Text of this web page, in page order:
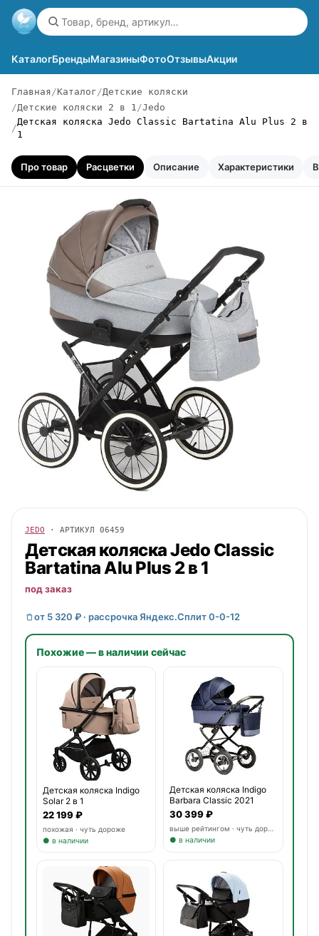
КаталогБрендыМагазиныФотоОтзывыАкции
Главная Каталог Детские коляски
Детские коляски 2 в 1 Jedo
Детская коляска Jedo Classic Bartatina Alu Plus 2 в
1
Про товар Расцветки Описание Характеристики
JEDO · АРТИКУЛ 06459
Детская коляскаJedo Classic
Bartatina Alu Plus 2 в 1
под заказ
от 5 320 ₽ · рассрочка Яндекс.Сплит 0-0-12
Похожие — в наличии сейчас
Детская коляска Indigo
Solar 2 в 1
22 199 ₽
похожая · чуть дороже
● в наличии
Детская коляска Indigo
Barbara Classic 2021
30 399 ₽
● в наличии